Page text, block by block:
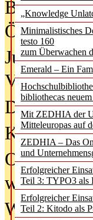
„Knowledge
Minimalistisches
testo 160
zum Überwachen
Emerald – Ein
bibliothecas
Mit ZEDHIA der
Mitteleuropas auf
ZEDHIA – Das
und
Erfolgreicher
Teil 3: TYPO3 als
Erfolgreicher
Teil 2: Kitodo als
Verbote
Digitale
KI-
Offene
Warum die